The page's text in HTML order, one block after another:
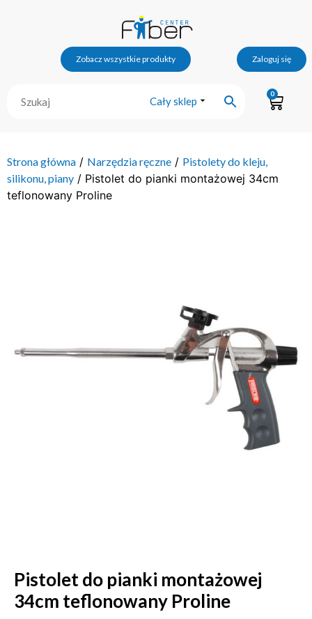
Zobacz wszystkie produkty Zaloguj się
Cały sklep
0
Strona główna / Narzędzia ręczne / Pistolety do kleju,
silikonu, piany / Pistolet do pianki montażowej 34cm
teflonowany Proline
Pistolet do pianki montażowej
34cm teflonowany Proline